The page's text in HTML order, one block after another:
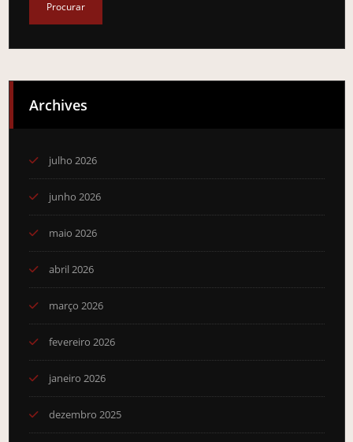
Archives
julho 2026
junho 2026
maio 2026
abril 2026
março 2026
fevereiro 2026
janeiro 2026
dezembro 2025